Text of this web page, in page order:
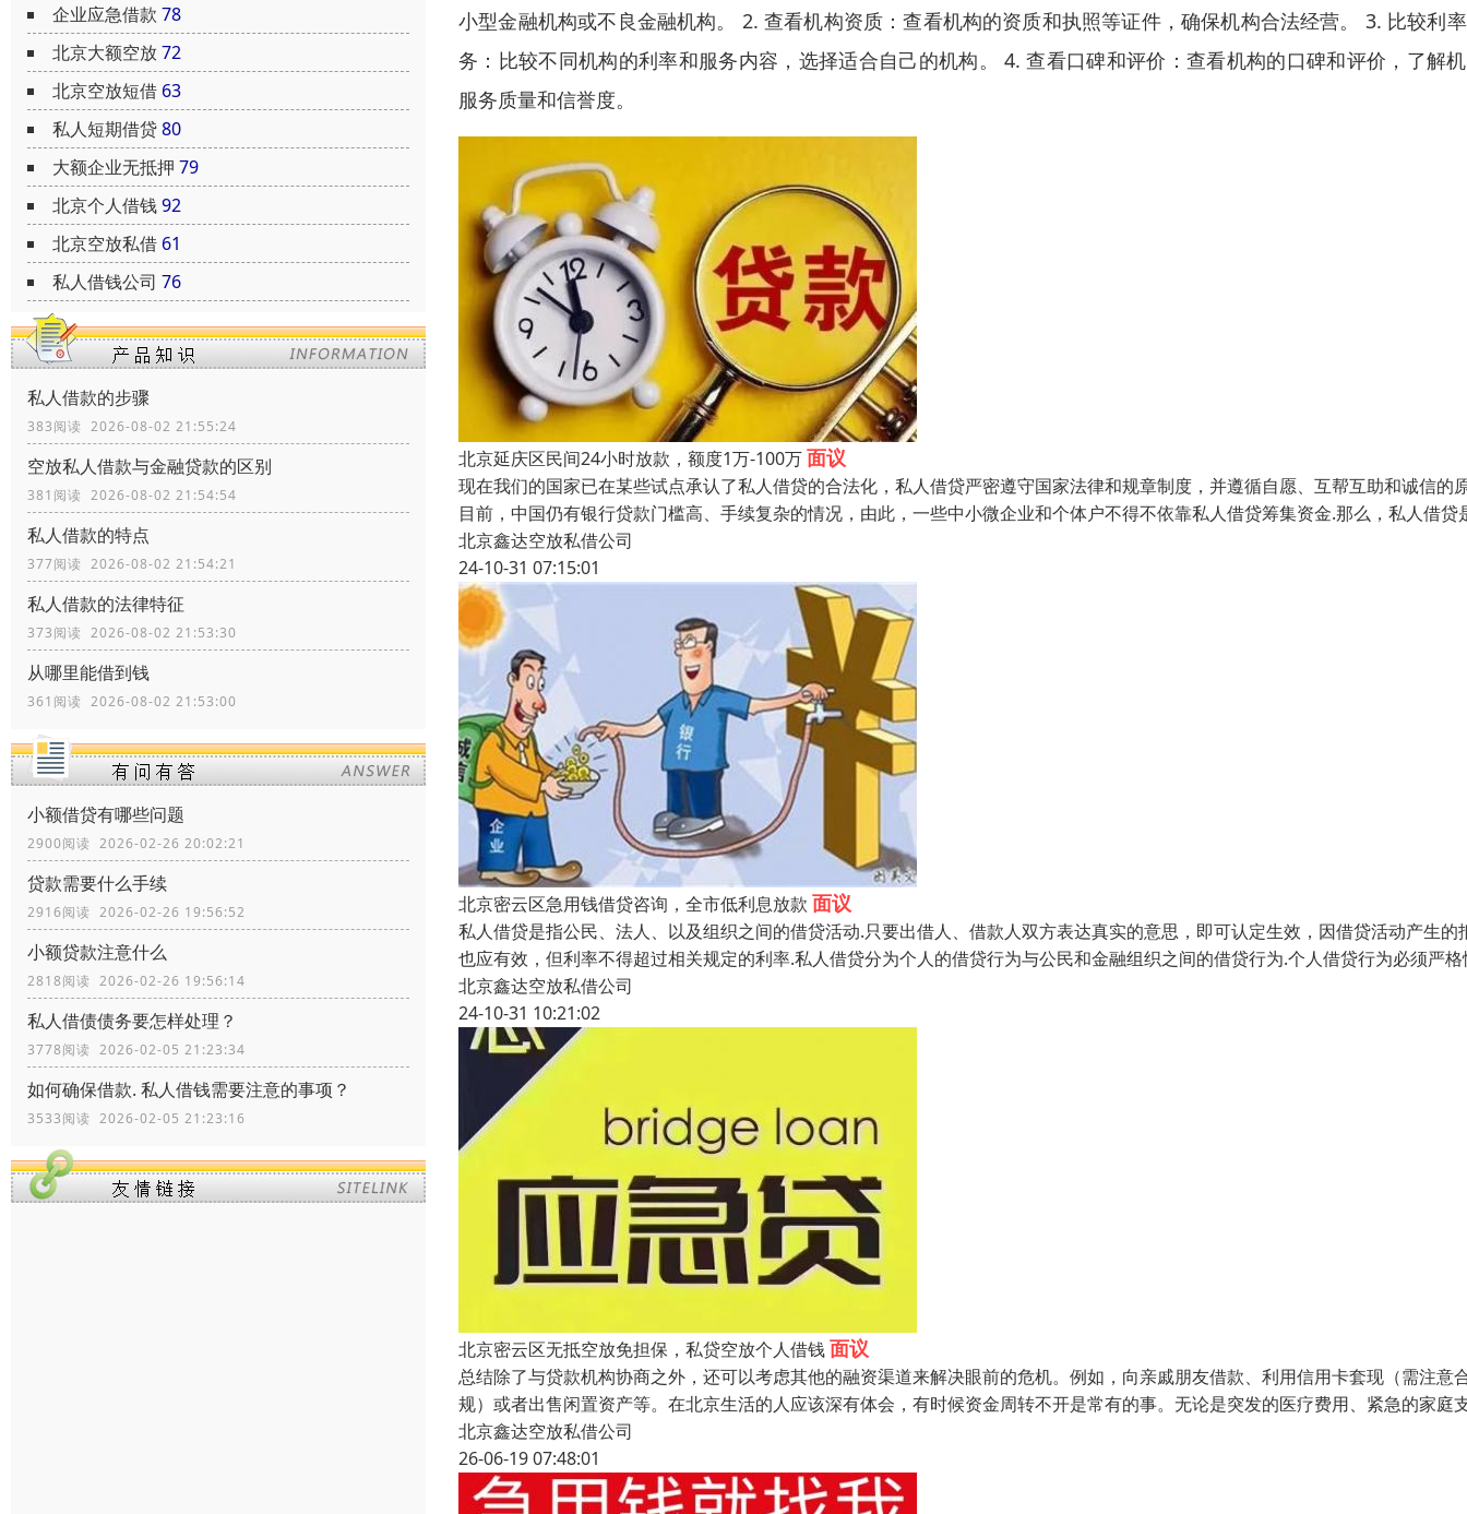
企业应急借款 78
北京大额空放72
北京空放短借 63
私人短期借贷80
大额企业无抵押 79
北京个人借钱92
北京空放私借 61
私人借钱公司 76
私人借款的步骤
383阅读 2026-08-02 21:55:24
空放私人借款与金融贷款的区别
381阅读 2026-08-02 21:54:54
私人借款的特点
377阅读 2026-08-02 21:54:21
私人借款的法律特征
373阅读 2026-08-02 21:53:30
从哪里能借到钱
361阅读 2026-08-02 21:53:00
小额借贷有哪些问题
2900阅读 2026-02-26 20:02:21
贷款需要什么手续
2916阅读 2026-02-26 19:56:52
小额贷款注意什么
2818阅读 2026-02-26 19:56:14
私人借债债务要怎样处理？
3778阅读 2026-02-05 21:23:34
如何确保借款. 私人借钱需要注意的事项？
3533阅读 2026-02-05 21:23:16
小型金融机构或不良金融机构。 2. 查看机构资质：查看机构的资质和执照等证件，确保机构合法经营。 3. 比较利
务：比较不同机构的利率和服务内容，选择适合自己的机构。 4. 查看口碑和评价：查看机构的口碑和评价，了解
服务质量和信誉度。
北京延庆区民间24小时放款，额度1万-100万面议
现在我们的国家已在某些试点承认了私人借贷的合法化，私人借贷严密遵守国家法律和规章制度，并遵循自愿、互帮互助和诚信的
目前，中国仍有银行贷款门槛高、手续复杂的情况，由此，一些中小微企业和个体户不得不依靠私人借贷筹集资金.那么，私人借贷
北京鑫达空放私借公司
24-10-31 07:15:01
北京密云区急用钱借贷咨询，全市低利息放款 面议
私人借贷是指公民、法人、以及组织之间的借贷活动.只要出借人、借款人双方表达真实的意思，即可认定生效，因借贷活动产生的
也应有效，但利率不得超过相关规定的利率.私人借贷分为个人的借贷行为与公民和金融组织之间的借贷行为.个人借贷行为必须严格
北京鑫达空放私借公司
24-10-31 10:21:02
北京密云区无抵空放免担保，私贷空放个人借钱面议
总结除了与贷款机构协商之外，还可以考虑其他的融资渠道来解决眼前的危机。例如，向亲戚朋友借款、利用信用卡套现（需注意
规）或者出售闲置资产等。在北京生活的人应该深有体会，有时候资金周转不开是常有的事。无论是突发的医疗费用、紧急的家庭
北京鑫达空放私借公司
26-06-19 07:48:01